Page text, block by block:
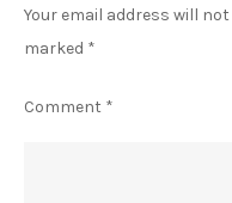
Your email address will
marked *
Comment *